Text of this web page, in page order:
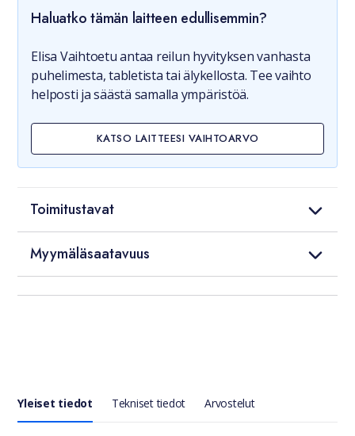
Haluatko tämän laitteen edullisemmin?
Elisa Vaihtoetu antaa reilun hyvityksen vanhasta
puhelimesta, tabletista tai älykellosta. Tee vaihto
helposti ja säästä samalla ympäristöä.
KATSO LAITTEESI VAIHTOARVO
Toimitustavat
Myymäläsaatavuus
Yleiset tiedot Tekniset tiedot Arvostelut